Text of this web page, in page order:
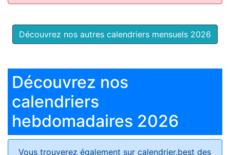
Découvrez nos autres calendriers mensuels 2026
Découvrez nos
calendriers
hebdomadaires 2026
Vous trouverez également sur calendrier.best des